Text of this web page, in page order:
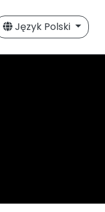
Język Polski